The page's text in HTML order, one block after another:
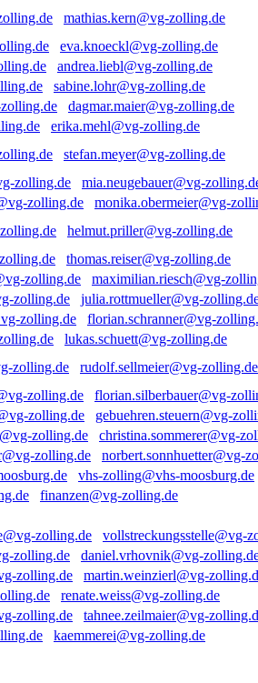
mathias.kern@vg-zolling.de
eva.knoeckl@vg-zolling.de
andrea.liebl@vg-zolling.de
sabine.lohr@vg-zolling.de
dagmar.maier@vg-zolling.de
erika.mehl@vg-zolling.de
stefan.meyer@vg-zolling.de
mia.neugebauer@vg-
monika.obermeier@vg-
helmut.priller@vg-zolling.de
thomas.reiser@vg-zolling.de
maximilian.riesch@vg-
julia.rottmueller@vg-
florian.schranner@vg-
lukas.schuett@vg-zolling.de
rudolf.sellmeier@vg-zolling.de
florian.silberbauer@vg-
gebuehren.steuern@vg-
christina.sommerer@vg-
norbert.sonnhuetter@vg-
vhs-zolling@vhs-moosburg.de
finanzen@vg-zolling.de
vollstreckungsstelle@vg-
daniel.vrhovnik@vg-
martin.weinzierl@vg-
renate.weiss@vg-zolling.de
tahnee.zeilmaier@vg-
kaemmerei@vg-zolling.de